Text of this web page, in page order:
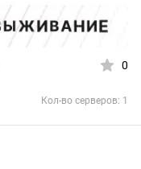
0
Кол-во серверов: 1